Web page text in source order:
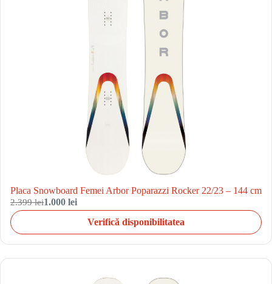
Placa Snowboard Femei Arbor Poparazzi Rocker 22/23 – 144 cm
2.399 lei1.000 lei
Verifică disponibilitatea